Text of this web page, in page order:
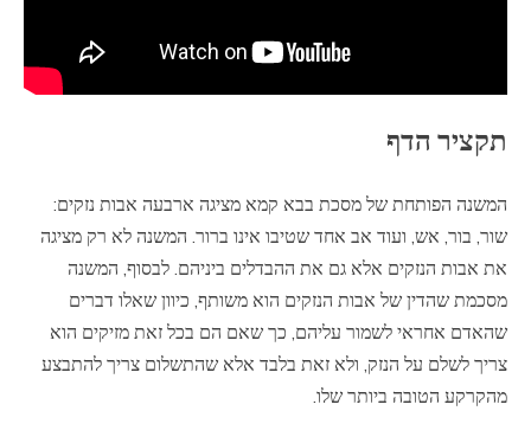
תקציר הדף
המשנה הפותחת של מסכת בבא קמא מציגה ארבעה אבות נזקים:
שור, בור, אש, ועוד אב אחד שטיבו אינו ברור. המשנה לא רק מציגה
את אבות הנזקים אלא גם את ההבדלים ביניהם. לבסוף, המשנה
מסכמת שהדין של אבות הנזקים הוא משותף, כיוון שאלו דברים
שהאדם אחראי לשמור עליהם, כך שאם הם בכל זאת מזיקים הוא
צריך לשלם על הנזק, ולא זאת בלבד אלא שהתשלום צריך להתבצע
מהקרקע הטובה ביותר שלו.